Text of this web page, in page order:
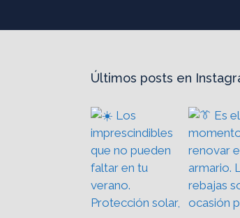
Últimos posts en